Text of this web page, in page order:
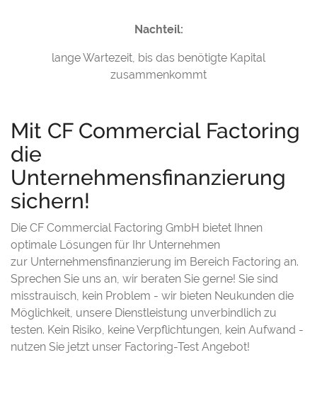
Nachteil:
lange Wartezeit, bis das benötigte Kapital
zusammenkommt
Mit CF Commercial Factoring
die
Unternehmensfinanzierung
sichern!
Die CF Commercial Factoring GmbH bietet Ihnen
optimale Lösungen für Ihr Unternehmen
zur Unternehmensfinanzierung im Bereich Factoring an.
Sprechen Sie uns an, wir beraten Sie gerne! Sie sind
misstrauisch, kein Problem - wir bieten Neukunden die
Möglichkeit, unsere Dienstleistung unverbindlich zu
testen. Kein Risiko, keine Verpflichtungen, kein Aufwand -
nutzen Sie jetzt unser Factoring-Test Angebot!